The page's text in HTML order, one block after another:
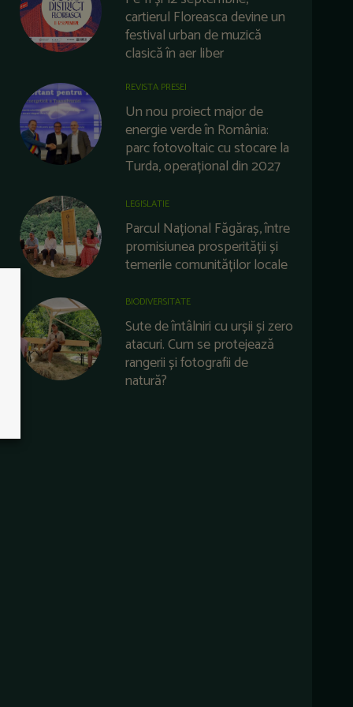
cartierul Floreasca devine un
festival urban de muzică
clasică în aer liber
REVISTA PRESEI
Un nou proiect major de
energie verde în România:
parc fotovoltaic cu stocare la
Turda, operațional din 2027
LEGISLATIE
Parcul Național Făgăraș, între
promisiunea prosperității și
temerile comunităților locale
BIODIVERSITATE
Sute de întâlniri cu urșii și zero
atacuri. Cum se protejează
rangerii și fotografii de
natură?